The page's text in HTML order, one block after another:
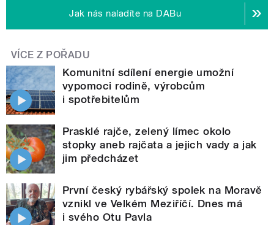
Jak nás naladíte na DABu
VÍCE Z POŘADU
Komunitní sdílení energie umožní
vypomoci rodině, výrobcům
i spotřebitelům
Prasklé rajče, zelený límec okolo
stopky aneb rajčata a jejich vady a jak
jim předcházet
První český rybářský spolek na Moravě
vznikl ve Velkém Meziříčí. Dnes má
i svého Otu Pavla